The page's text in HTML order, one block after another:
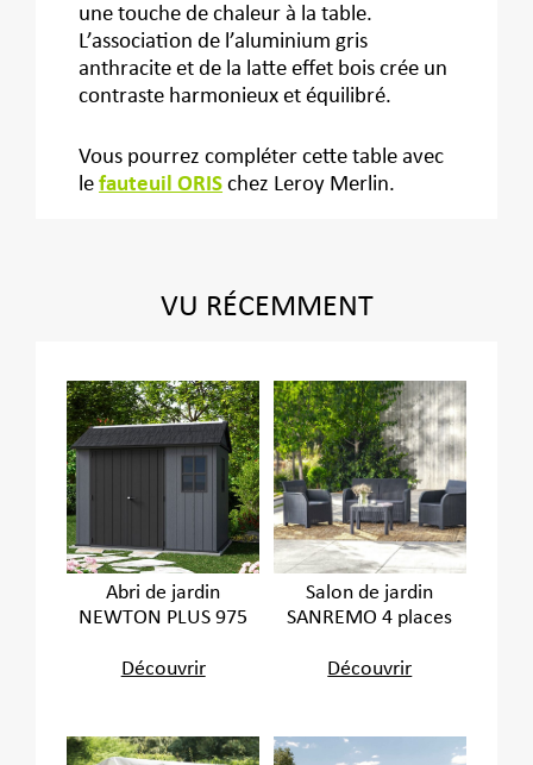
une touche de chaleur à la table.
L’association de l’aluminium gris
anthracite et de la latte effet bois crée un
contraste harmonieux et équilibré.
Vous pourrez compléter cette table avec
lefauteuil ORIS chez Leroy Merlin.
VU RÉCEMMENT
Abri de jardin
NEWTON PLUS 975
Découvrir
Salon de jardin
SANREMO 4 places
Découvrir